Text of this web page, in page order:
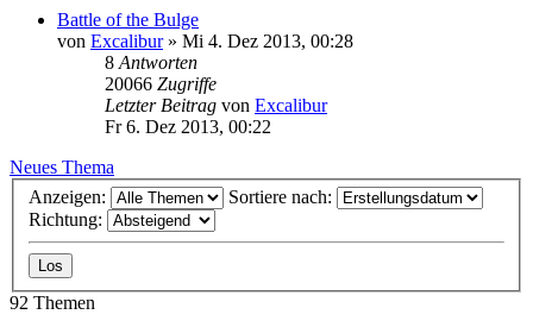
Battle of the Bulge
von Excalibur» Mi 4. Dez 2013, 00:28
8 Antworten
20066 Zugriffe
Letzter Beitrag von Excalibur
Fr 6. Dez 2013, 00:22
Neues Thema
Anzeigen:
Sortiere nach:
Richtung:
92 Themen